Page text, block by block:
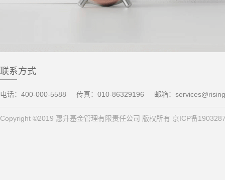
联系方式
电话：400-000-5588 传真：010-86329196 邮箱：
Copyright ©2019 惠升基金管理有限责任公司 版权所有 京ICP备